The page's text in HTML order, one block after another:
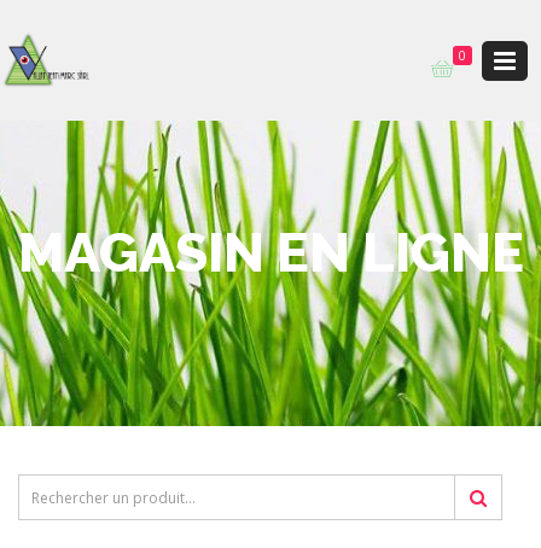
0
MAGASIN EN LIGNE